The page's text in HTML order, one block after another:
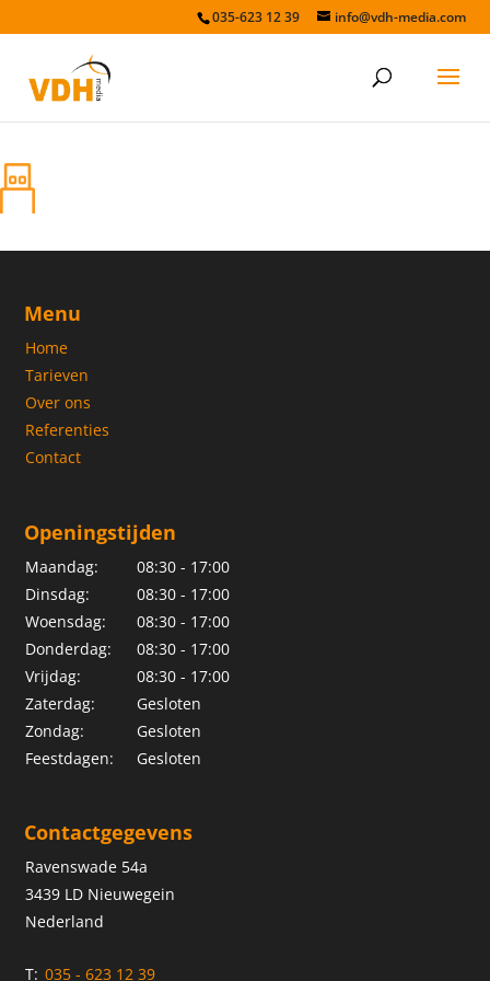
035-623 12 39 info@vdh-media.com
USB
Menu
Home
Tarieven
Over ons
Referenties
Contact
Openingstijden
Maandag:
08:30 - 17:00
Dinsdag:
08:30 - 17:00
Woensdag:
08:30 - 17:00
Donderdag:
08:30 - 17:00
Vrijdag:
08:30 - 17:00
Zaterdag:
Gesloten
Zondag:
Gesloten
Feestdagen:
Gesloten
Contactgegevens
Ravenswade 54a
3439 LD Nieuwegein
Nederland
T: 035 - 623 12 39